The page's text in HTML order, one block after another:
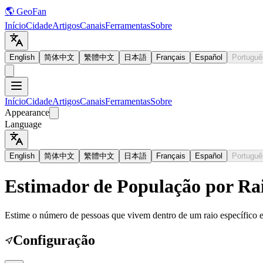
🌎 GeoFan
InícioCidadeArtigosCanaisFerramentasSobre
English 简体中文 繁體中文 日本語 Français Español
InícioCidadeArtigosCanaisFerramentasSobre
Appearance
Language
English 简体中文 繁體中文 日本語 Français Español
Estimador de População por
Estime o número de pessoas que vivem dentro de um raio
Configuração